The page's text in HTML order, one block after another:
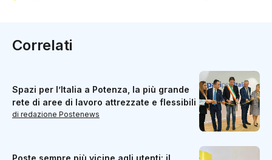
Correlati
Spazi per l’Italia a Potenza, la più grande
rete di aree di lavoro attrezzate e flessibili
di redazione Postenews
Poste sempre più vicine agli utenti: il